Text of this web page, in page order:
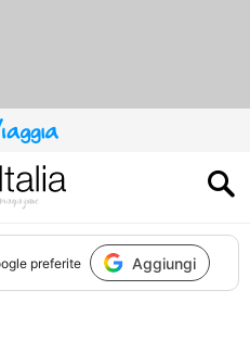
QUESTO
SITO
CONTRIBUISCE
ALL’AUDIENCE
DI
preferite Aggiungi